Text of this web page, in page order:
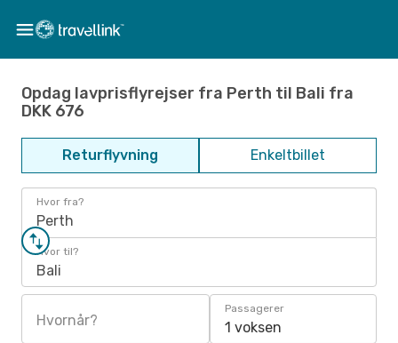
Opdag lavprisflyrejser fra Perth til Bali fra
DKK 676
Returflyvning Enkeltbillet
Hvor fra?
Perth
Hvor til?
Bali
Hvornår?
Passagerer
1 voksen